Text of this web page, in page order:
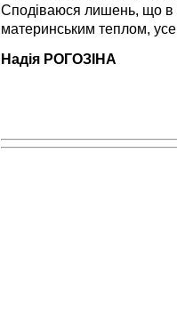
Сподіваюся лишень, що в
материнським теплом,
Надія РОГОЗІНА